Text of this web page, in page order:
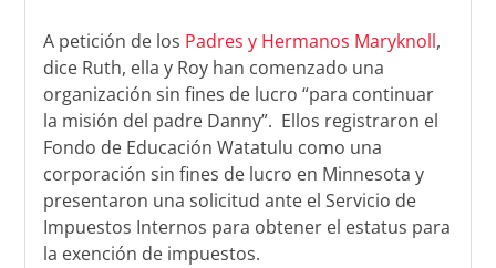
A petición de los Padres y Hermanos Maryknoll,
dice Ruth, ella y Roy han comenzado una
organización sin fines de lucro “para continuar
la misión del padre Danny”. Ellos registraron el
Fondo de Educación Watatulu como una
corporación sin fines de lucro en Minnesota y
presentaron una solicitud ante el Servicio de
Impuestos Internos para obtener el estatus para
la exención de impuestos.